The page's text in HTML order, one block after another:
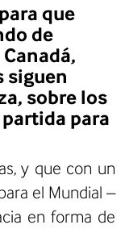
que
de
siguen
sobre los
para
y que con un
el Mundial –
en forma de